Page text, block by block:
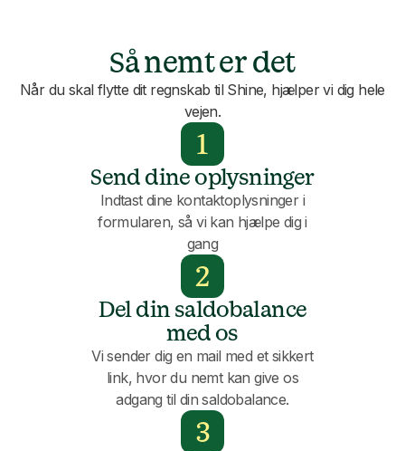
Så nemt er det
Når du skal flytte dit regnskab til Shine, hjælper vi dig hele
vejen.
1
Send dine oplysninger
Indtast dine kontaktoplysninger i
formularen, så vi kan hjælpe dig i
gang
2
Del din saldobalance
med os
Vi sender dig en mail med et sikkert
link, hvor du nemt kan give os
adgang til din saldobalance.
3